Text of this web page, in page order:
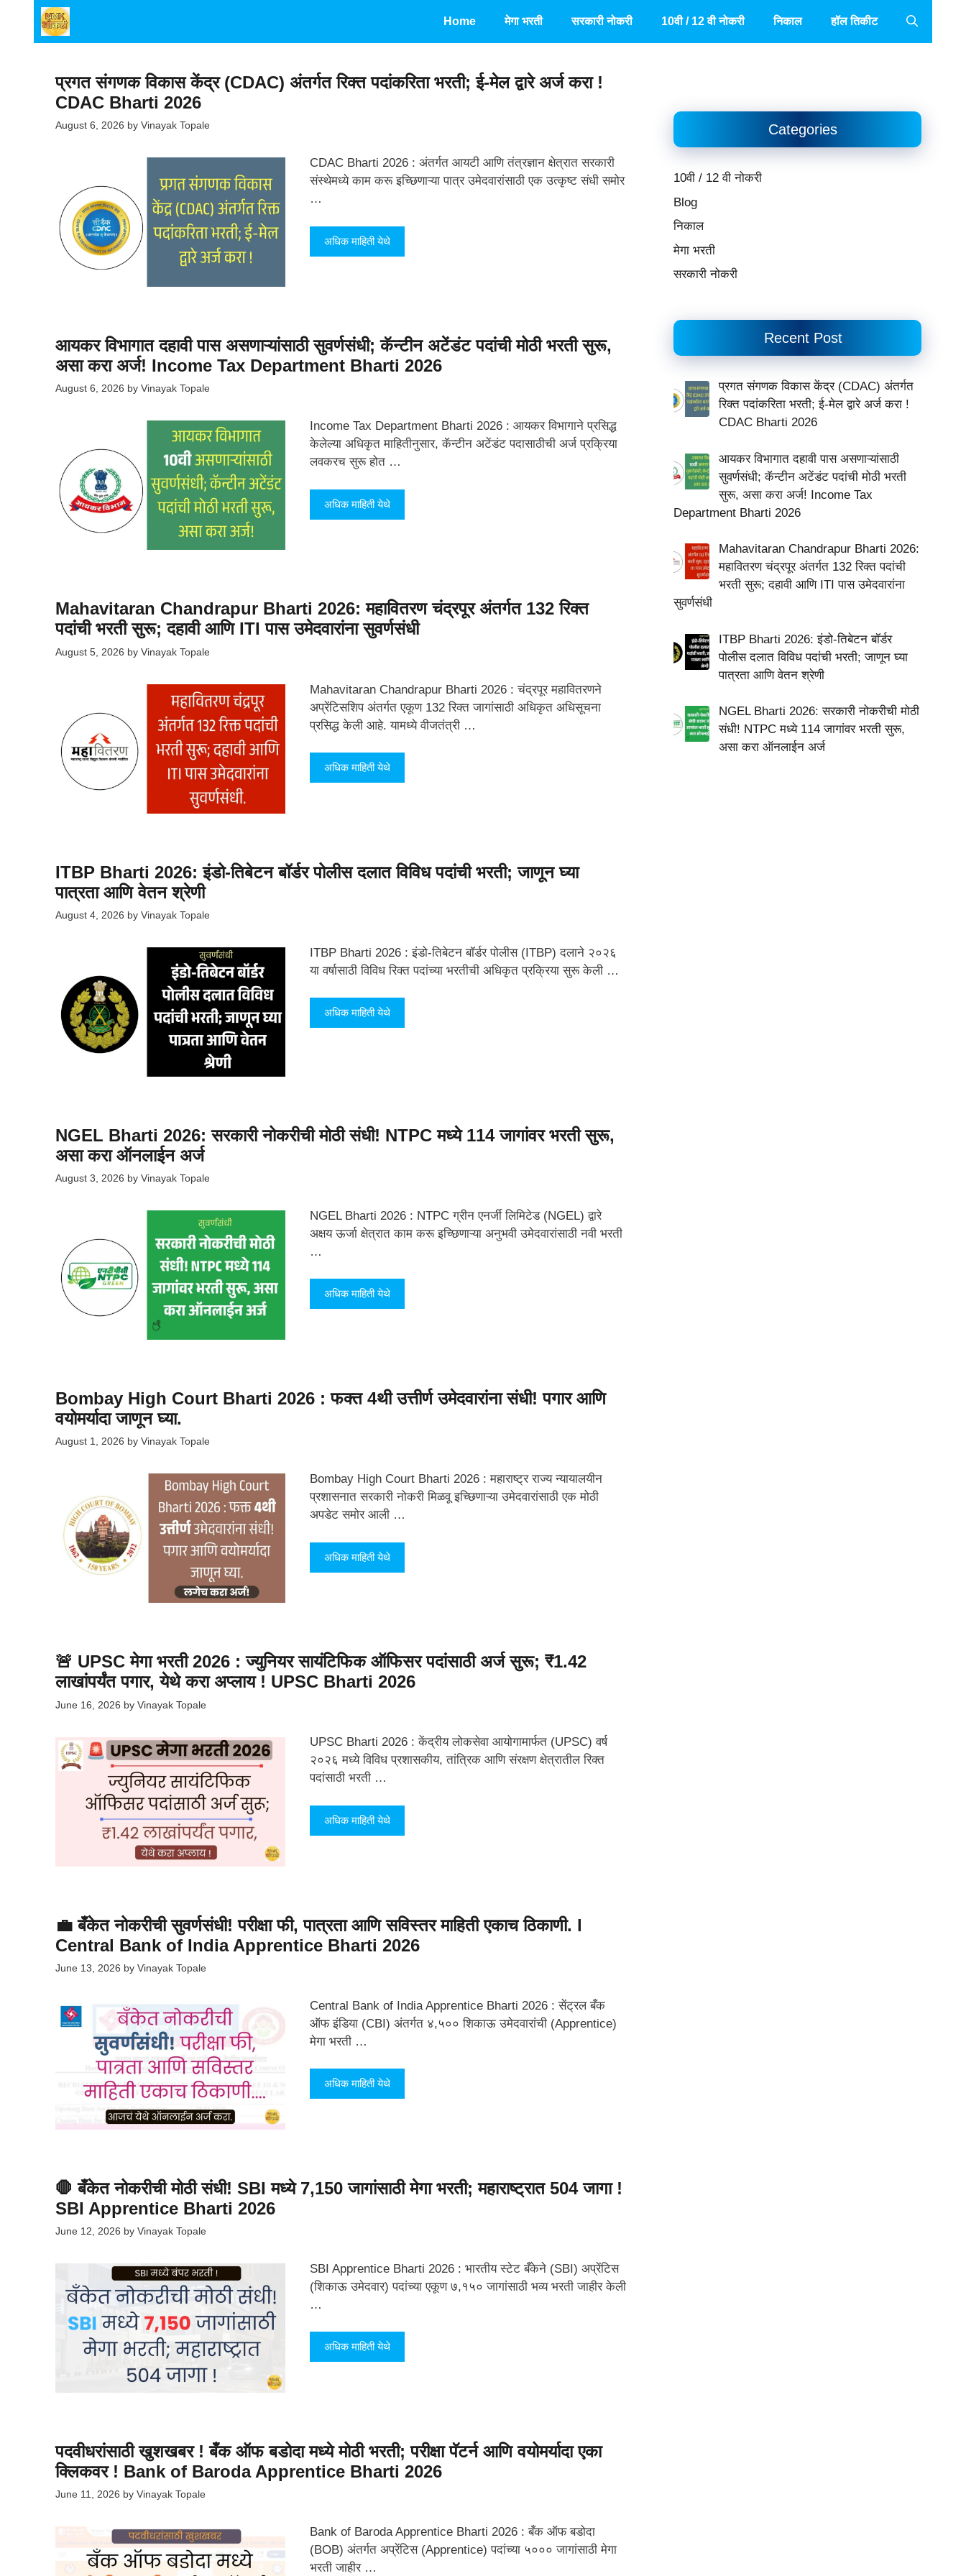
content
Home मेगा भरती सरकारी नोकरी 10वी / 12 वी नोकरी निकाल हॉल तिकीट
प्रगत संगणक विकास केंद्र (CDAC) अंतर्गत रिक्त पदांकरिता भरती; ई-मेल द्वारे अर्ज करा !
CDAC Bharti 2026
August 6, 2026 by Vinayak Topale
CDAC Bharti 2026 : अंतर्गत आयटी आणि तंत्रज्ञान क्षेत्रात सरकारी
संस्थेमध्ये काम करू इच्छिणाऱ्या पात्र उमेदवारांसाठी एक उत्कृष्ट संधी समोर
…
अधिक माहिती येथे
आयकर विभागात दहावी पास असणाऱ्यांसाठी सुवर्णसंधी; कॅन्टीन अटेंडंट पदांची मोठी भरती सुरू,
असा करा अर्ज! Income Tax Department Bharti 2026
August 6, 2026 by Vinayak Topale
Income Tax Department Bharti 2026 : आयकर विभागाने प्रसिद्ध
केलेल्या अधिकृत माहितीनुसार, कॅन्टीन अटेंडंट पदासाठीची अर्ज प्रक्रिया
लवकरच सुरू होत …
अधिक माहिती येथे
Mahavitaran Chandrapur Bharti 2026: महावितरण चंद्रपूर अंतर्गत 132 रिक्त
पदांची भरती सुरू; दहावी आणि ITI पास उमेदवारांना सुवर्णसंधी
August 5, 2026 by Vinayak Topale
Mahavitaran Chandrapur Bharti 2026 : चंद्रपूर महावितरणने
अप्रेंटिसशिप अंतर्गत एकूण 132 रिक्त जागांसाठी अधिकृत अधिसूचना
प्रसिद्ध केली आहे. यामध्ये वीजतंत्री …
अधिक माहिती येथे
ITBP Bharti 2026: इंडो-तिबेटन बॉर्डर पोलीस दलात विविध पदांची भरती; जाणून घ्या
पात्रता आणि वेतन श्रेणी
August 4, 2026 by Vinayak Topale
ITBP Bharti 2026 : इंडो-तिबेटन बॉर्डर पोलीस (ITBP) दलाने २०२६
या वर्षासाठी विविध रिक्त पदांच्या भरतीची अधिकृत प्रक्रिया सुरू केली …
अधिक माहिती येथे
NGEL Bharti 2026: सरकारी नोकरीची मोठी संधी! NTPC मध्ये 114 जागांवर भरती सुरू,
असा करा ऑनलाईन अर्ज
August 3, 2026 by Vinayak Topale
NGEL Bharti 2026 : NTPC ग्रीन एनर्जी लिमिटेड (NGEL) द्वारे
अक्षय ऊर्जा क्षेत्रात काम करू इच्छिणाऱ्या अनुभवी उमेदवारांसाठी नवी भरती
…
अधिक माहिती येथे
Bombay High Court Bharti 2026 : फक्त 4थी उत्तीर्ण उमेदवारांना संधी! पगार आणि
वयोमर्यादा जाणून घ्या.
August 1, 2026 by Vinayak Topale
Bombay High Court Bharti 2026 : महाराष्ट्र राज्य न्यायालयीन
प्रशासनात सरकारी नोकरी मिळवू इच्छिणाऱ्या उमेदवारांसाठी एक मोठी
अपडेट समोर आली …
अधिक माहिती येथे
🚨 UPSC मेगा भरती 2026 : ज्युनियर सायंटिफिक ऑफिसर पदांसाठी अर्ज सुरू; ₹1.42
लाखांपर्यंत पगार, येथे करा अप्लाय ! UPSC Bharti 2026
June 16, 2026 by Vinayak Topale
UPSC Bharti 2026 : केंद्रीय लोकसेवा आयोगामार्फत (UPSC) वर्ष
२०२६ मध्ये विविध प्रशासकीय, तांत्रिक आणि संरक्षण क्षेत्रातील रिक्त
पदांसाठी भरती …
अधिक माहिती येथे
💼 बँकेत नोकरीची सुवर्णसंधी! परीक्षा फी, पात्रता आणि सविस्तर माहिती एकाच ठिकाणी. l
Central Bank of India Apprentice Bharti 2026
June 13, 2026 by Vinayak Topale
Central Bank of India Apprentice Bharti 2026 : सेंट्रल बँक
ऑफ इंडिया (CBI) अंतर्गत ४,५०० शिकाऊ उमेदवारांची (Apprentice)
मेगा भरती …
अधिक माहिती येथे
🛑 बँकेत नोकरीची मोठी संधी! SBI मध्ये 7,150 जागांसाठी मेगा भरती; महाराष्ट्रात 504 जागा !
SBI Apprentice Bharti 2026
June 12, 2026 by Vinayak Topale
SBI Apprentice Bharti 2026 : भारतीय स्टेट बँकेने (SBI) अप्रेंटिस
(शिकाऊ उमेदवार) पदांच्या एकूण ७,१५० जागांसाठी भव्य भरती जाहीर केली
…
अधिक माहिती येथे
पदवीधरांसाठी खुशखबर ! बँक ऑफ बडोदा मध्ये मोठी भरती; परीक्षा पॅटर्न आणि वयोमर्यादा एका
क्लिकवर ! Bank of Baroda Apprentice Bharti 2026
June 11, 2026 by Vinayak Topale
Bank of Baroda Apprentice Bharti 2026 : बँक ऑफ बडोदा
(BOB) अंतर्गत अप्रेंटिस (Apprentice) पदांच्या ५००० जागांसाठी मेगा
भरती जाहीर …
Categories
10वी / 12 वी नोकरी
Blog
निकाल
मेगा भरती
सरकारी नोकरी
Recent Post
प्रगत संगणक विकास केंद्र (CDAC) अंतर्गत
रिक्त पदांकरिता भरती; ई-मेल द्वारे अर्ज करा !
CDAC Bharti 2026
आयकर विभागात दहावी पास असणाऱ्यांसाठी
सुवर्णसंधी; कॅन्टीन अटेंडंट पदांची मोठी भरती
सुरू, असा करा अर्ज! Income Tax
Department Bharti 2026
Mahavitaran Chandrapur Bharti 2026:
महावितरण चंद्रपूर अंतर्गत 132 रिक्त पदांची
भरती सुरू; दहावी आणि ITI पास उमेदवारांना
सुवर्णसंधी
ITBP Bharti 2026: इंडो-तिबेटन बॉर्डर
पोलीस दलात विविध पदांची भरती; जाणून घ्या
पात्रता आणि वेतन श्रेणी
NGEL Bharti 2026: सरकारी नोकरीची मोठी
संधी! NTPC मध्ये 114 जागांवर भरती सुरू,
असा करा ऑनलाईन अर्ज